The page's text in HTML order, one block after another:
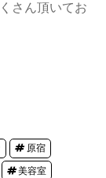
さん頂いてお
原宿
美容室